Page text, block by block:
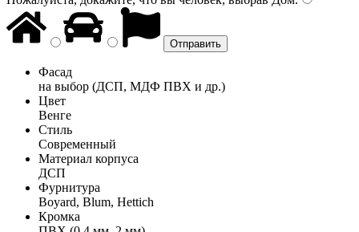
Фасад
на выбор (ДСП, МДФ ПВХ и др.)
Цвет
Венге
Стиль
Современный
Материал корпуса
ДСП
Фурнитура
Boyard, Blum, Hettich
Кромка